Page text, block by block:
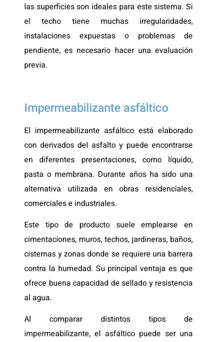
las superficies son ideales para este sistema. Si
el techo tiene muchas irregularidades,
instalaciones expuestas o problemas de
pendiente, es necesario hacer una evaluación
previa.
Impermeabilizante asfáltico
El impermeabilizante asfáltico está elaborado
con derivados del asfalto y puede encontrarse
en diferentes presentaciones, como líquido,
pasta o membrana. Durante años ha sido una
alternativa utilizada en obras residenciales,
comerciales e industriales.
Este tipo de producto suele emplearse en
cimentaciones, muros, techos, jardineras, baños,
cisternas y zonas donde se requiere una barrera
contra la humedad. Su principal ventaja es que
ofrece buena capacidad de sellado y resistencia
al agua.
Al comparar distintos tipos de
impermeabilizante, el asfáltico puede ser una